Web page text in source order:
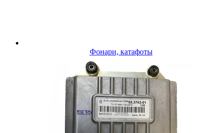
Фонари, катафоты